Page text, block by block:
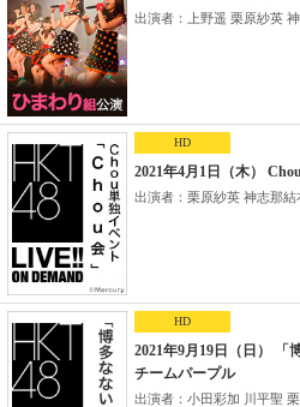
出演者：上野遥 栗原紗英 神
HD
2021年4月1日（木）
出演者：栗原紗英 神志那結
HD
2021年9月19日（日） 「
チームパープル
出演者：小田彩加 川平聖 栗